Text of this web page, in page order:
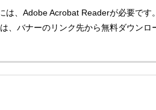
は、Adobe Acrobat Readerが必要です
、バナーのリンク先から無料ダウンロ